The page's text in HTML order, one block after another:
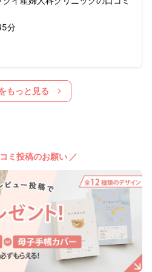
分
もっと見る
ミ投稿のお願い ／